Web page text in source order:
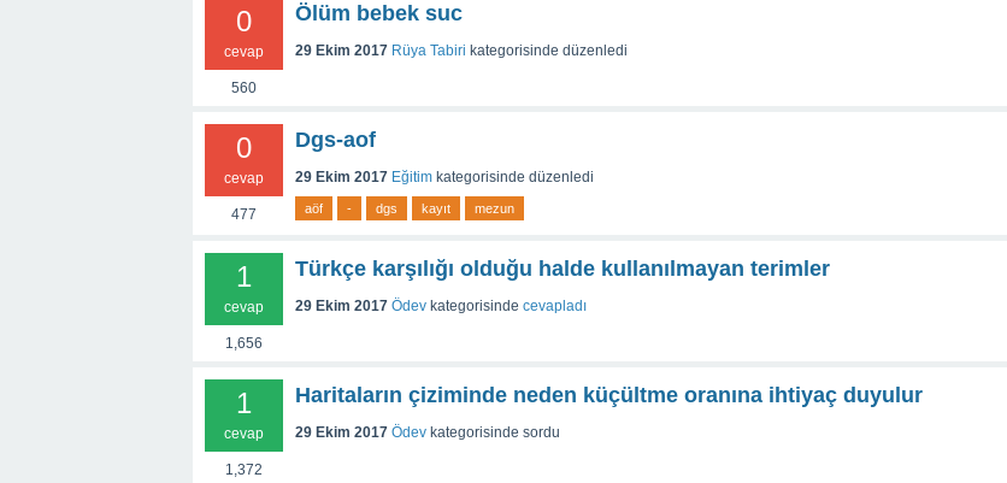
0
cevap
560
Ölüm bebek suc
29 Ekim 2017 Rüya Tabiri kategorisinde düzenledi
0
cevap
477
Dgs-aof
29 Ekim 2017 Eğitim kategorisinde düzenledi
aöf - dgs kayıt mezun
1
cevap
1,656
Türkçe karşılığı olduğu halde kullanılmayan terimler
29 Ekim 2017 Ödev kategorisinde cevapladı
1
cevap
1,372
Haritaların çiziminde neden küçültme oranına ihtiyaç duyulur
29 Ekim 2017 Ödev kategorisinde sordu